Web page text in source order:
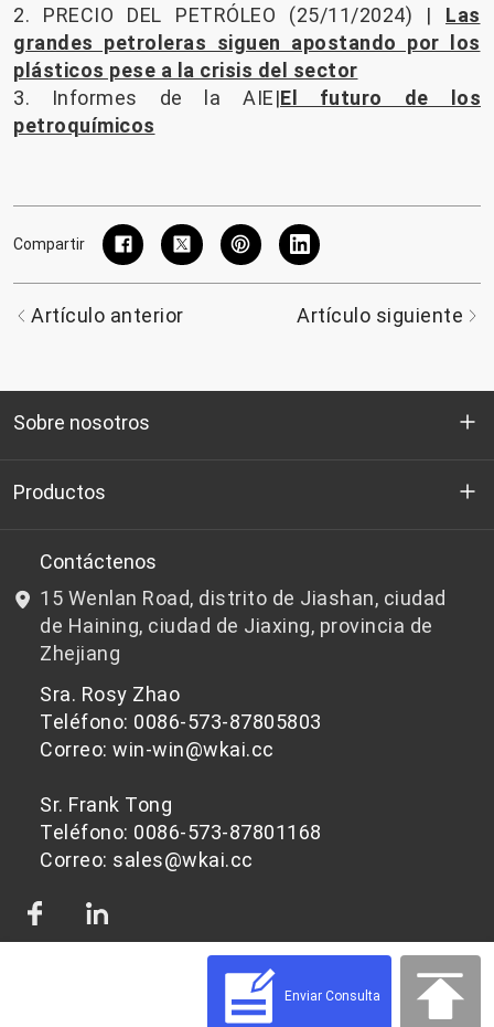
2. PRECIO DEL PETRÓLEO (25/11/2024) | Las
grandes petroleras siguen apostando por los
plásticos pese a la crisis del sector
3. Informes de la AIE|El futuro de los
petroquímicos
Compartir
Artículo anterior Artículo siguiente
Sobre nosotros
Quienes somos
I+D
Noticias y Eventos
política de privacidad
Productos
Chips de PET aptos para botellas
Chips de PET que no son aptos para botellas
Contáctenos
15 Wenlan Road, distrito de Jiashan, ciudad
de Haining, ciudad de Jiaxing, provincia de
Zhejiang
Sra. Rosy Zhao
Teléfono: 0086-573-87805803
Correo: win-win@wkai.cc
Sr. Frank Tong
Teléfono: 0086-573-87801168
Correo: sales@wkai.cc
© 2026 Materias primas de chips de PET para diferentes aplicaciones | WKAI -
Proveedor de plástico PET de alta calidad Impulsado por Shopastro
Enviar Consulta